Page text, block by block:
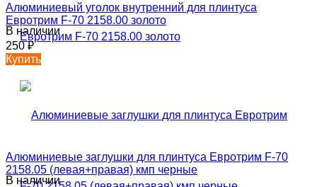
Алюминиевый уголок внутренний для плинтуса
Евротрим F-70 2158.00 золото
В наличии
250₽
Купить
Алюминиевые заглушки для плинтуса Евротрим F-70
2158.05 (левая+правая) кмп черные
В наличии